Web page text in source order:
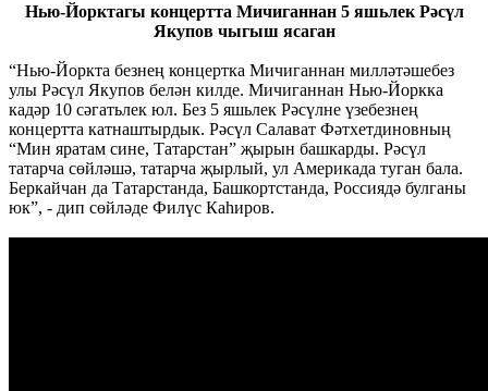
Нью-Йорктагы концертта Мичиганнан 5 яшьлек Рәсүл
Якупов чыгыш ясаган
“Нью-Йоркта безнең концертка Мичиганнан милләтәшебез
улы Рәсүл Якупов белән килде. Мичиганнан Нью-Йоркка
кадәр 10 сәгатьлек юл. Без 5 яшьлек Рәсүлне үзебезнең
концертта катнаштырдык. Рәсүл Салават Фәтхетдиновның
“Мин яратам сине, Татарстан” җырын башкарды. Рәсүл
татарча сөйләшә, татарча җырлый, ул Америкада туган бала.
Беркайчан да Татарстанда, Башкортстанда, Россиядә булганы
юк”, - дип сөйләде Филүс Каһиров.